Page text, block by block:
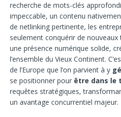
recherche de mots-clés
impeccable, un contenu
de netlinking pertinente, les
seulement conquérir de
une présence numérique solide,
l’ensemble du Vieux Continent.
de l’Europe que l’on parvient à y
se positionner pour être dans le
requêtes stratégiques,
un avantage concurrentiel majeur.